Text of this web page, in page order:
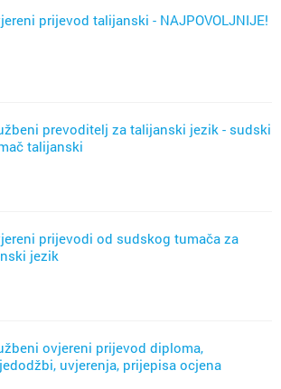
prijevod talijanski - NAJPOVOLJNIJE!
prevoditelj za talijanski jezik - sudski
talijanski
prijevodi od sudskog tumača za
jezik
ovjereni prijevod diploma,
uvjerenja, prijepisa ocjena